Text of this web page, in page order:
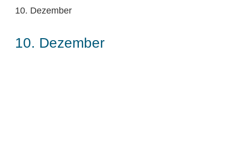
10. Dezember
10. Dezember